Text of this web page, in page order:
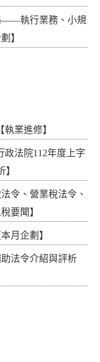
——執行業務、小規
】
業進修】
法院112年度上字
令、營業稅法令、
要聞】
月企劃】
法令介紹與評析